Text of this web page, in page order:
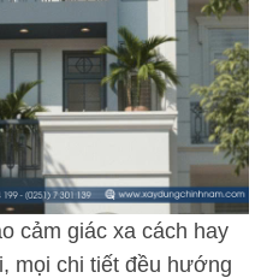
cảm giác xa cách hay
mọi chi tiết đều hướng